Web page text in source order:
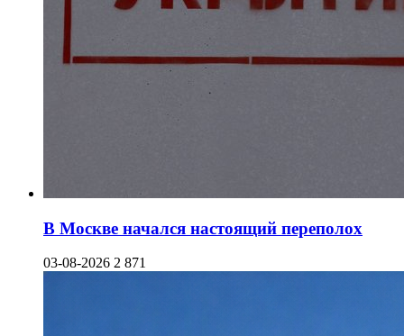
В Москве начался настоящий переполох
03-08-2026 2 871